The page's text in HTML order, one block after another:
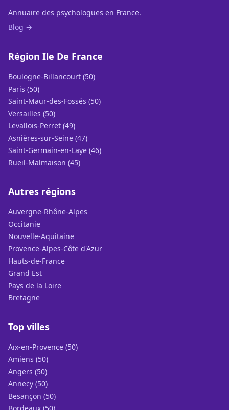
Annuaire des psychologues en France.
Blog →
Région Ile De France
Boulogne-Billancourt (50)
Paris (50)
Saint-Maur-des-Fossés (50)
Versailles (50)
Levallois-Perret (49)
Asnières-sur-Seine (47)
Saint-Germain-en-Laye (46)
Rueil-Malmaison (45)
Autres régions
Auvergne-Rhône-Alpes
Occitanie
Nouvelle-Aquitaine
Provence-Alpes-Côte d'Azur
Hauts-de-France
Grand Est
Pays de la Loire
Bretagne
Top villes
Aix-en-Provence (50)
Amiens (50)
Angers (50)
Annecy (50)
Besançon (50)